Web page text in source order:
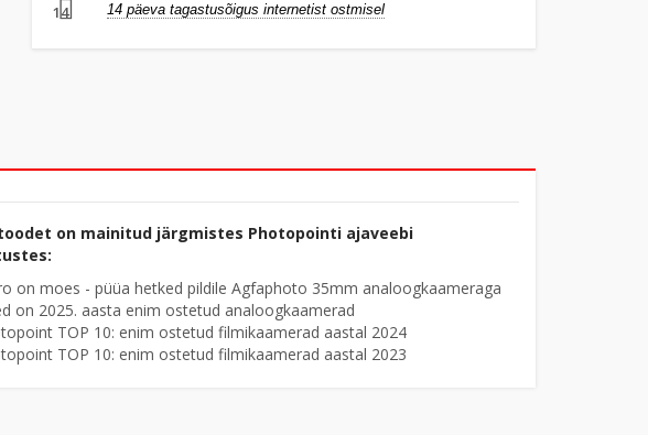
14 14 päeva tagastusõigus internetist ostmisel
on mainitud järgmistes Photopointi ajaveebi
on moes - püüa hetked pildile Agfaphoto 35mm analoogkaameraga
on 2025. aasta enim ostetud analoogkaamerad
TOP 10: enim ostetud filmikaamerad aastal 2024
TOP 10: enim ostetud filmikaamerad aastal 2023